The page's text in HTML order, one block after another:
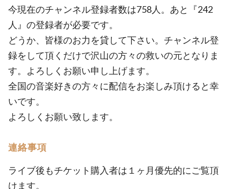
今現在のチャンネル登録者数は758人。あと『242
人』の登録者が必要です。
どうか、皆様のお力を貸して下さい。チャンネル登
録をして頂くだけで沢山の方々の救いの元となりま
す。よろしくお願い申し上げます。
全国の音楽好きの方々に配信をお楽しみ頂けると幸
いです。
よろしくお願い致します。
連絡事項
ライブ後もチケット購入者は１ヶ月優先的にご覧頂
けます。